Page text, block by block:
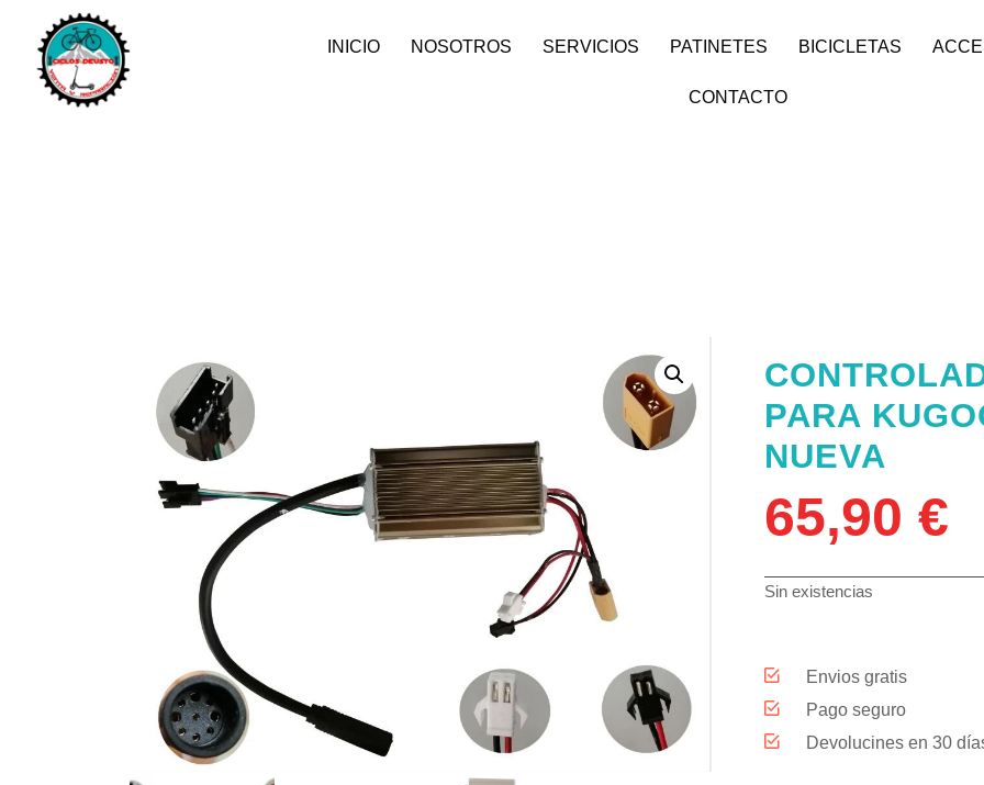
INICIO NOSOTROS SERVICIOS PATINETES BICICLETAS
CONTACTO
PARA
NUEVA
65,90 €
Sin existencias
Envios gratis
Pago seguro
Devolucines en 30